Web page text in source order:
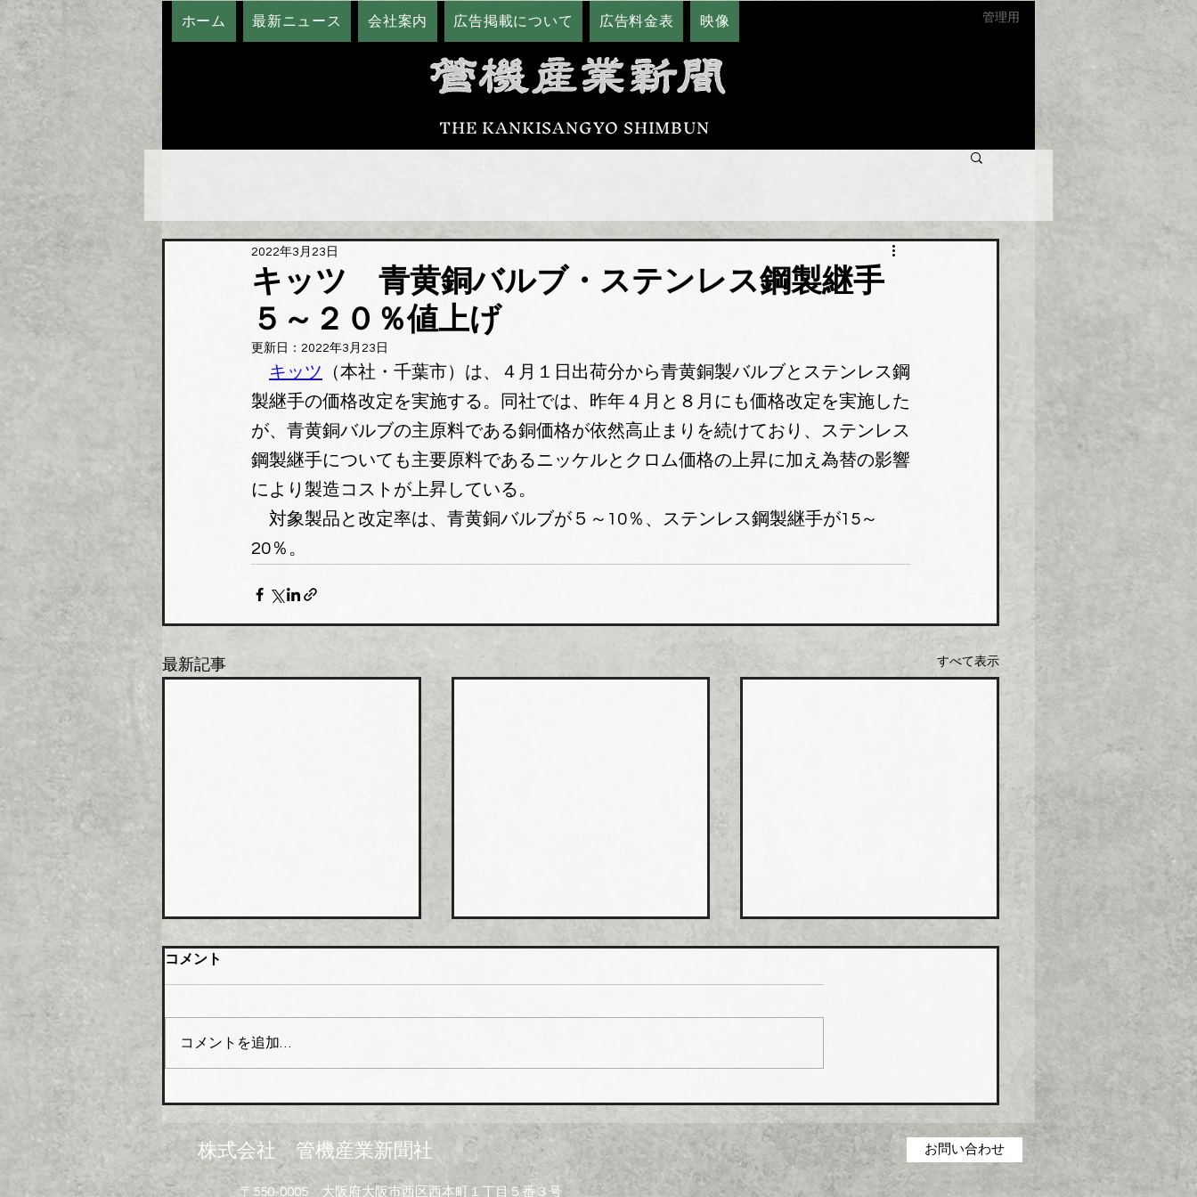
ホーム 最新ニュース 会社案内 広告掲載について 広告料金表 映像
THE KANKISANGYO SHIMBUN
管理用
キッツ 青黄銅バルブ・ステンレス鋼製継手
５～２０％値上げ
2022年3月23日
更新日： 2022年3月23日
キッツ （本社・千葉市）は、４月１日出荷分から青黄銅製バルブとステンレス鋼
製継手の価格改定を実施する。同社では、昨年４月と８月にも価格改定を実施した
が、青黄銅バルブの主原料である銅価格が依然高止まりを続けており、ステンレス
鋼製継手についても主要原料であるニッケルとクロム価格の上昇に加え為替の影響
により製造コストが上昇している。
対象製品と改定率は、青黄銅バルブが５～10％、ステンレス鋼製継手が15～
20％。
最新記事 すべて表示
大阪管材組合 石油由来製品
の対策要望書を近畿経済産業
局へ
組合員企業１０４社を対象に
「中東情勢の変化に伴う供給不
し、集計結果を取りまとめた。
米国・イスラエルのイランへ
の軍事攻撃は中東情勢の悪化を
招き、日本経済に深刻なダメー
ヒトミを完全子会社化、ヒト
ミ新社長に七條智氏就任
ホーコス グリース阻集器・
値上げ
一部製品について価格改定（値
製造の合理化・コストダウン・
経費低減に取り組んできたが、
昨今の原材料・エネルギーコス
トの高騰を吸収することができ
コメント
コメントを追加…
株式会社 管機産業新聞社 お問い合わせ
〒550-0005 大阪府大阪市西区西本町１丁目５番３号